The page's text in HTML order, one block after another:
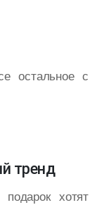
остальное с
тренд
хотят